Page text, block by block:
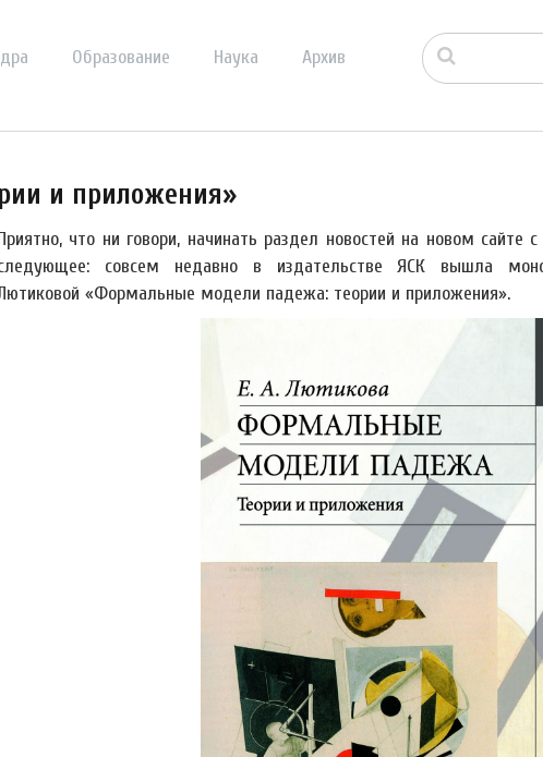
Образование Наука Архив
и приложения»
что ни говори, начинать раздел новостей на новом сайте
совсем недавно в издательстве ЯСК вышла
«Формальные модели падежа: теории и приложения».